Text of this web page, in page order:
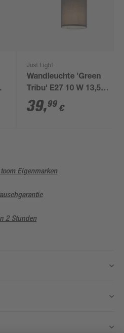
Just Light
Wandleuchte 'Green
Tribu' E27 10 W 13,5 x
29,5 x 21 cm
39,99 €
Eigenmarken
2 Stunden